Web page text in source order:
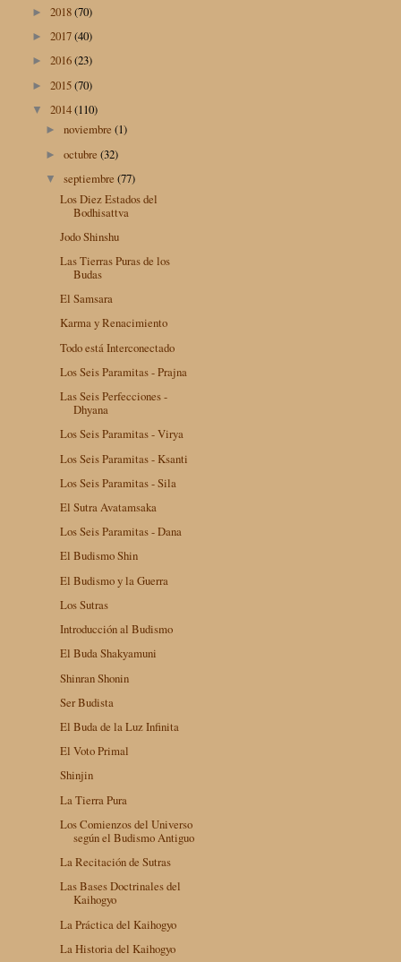
► 2018(70)
► 2017(40)
► 2016(23)
► 2015(70)
▼ 2014(110)
►noviembre(1)
►octubre(32)
▼septiembre(77)
Los Diez Estados del
Bodhisattva
Jodo Shinshu
Las Tierras Puras de los
Budas
El Samsara
Karma y Renacimiento
Todo está Interconectado
Los Seis Paramitas - Prajna
Las Seis Perfecciones -
Dhyana
Los Seis Paramitas - Virya
Los Seis Paramitas - Ksanti
Los Seis Paramitas - Sila
El Sutra Avatamsaka
Los Seis Paramitas - Dana
El Budismo Shin
El Budismo y la Guerra
Los Sutras
Introducción al Budismo
El Buda Shakyamuni
Shinran Shonin
Ser Budista
El Buda de la Luz Infinita
El Voto Primal
Shinjin
La Tierra Pura
Los Comienzos del Universo
según el Budismo Antiguo
La Recitación de Sutras
Las Bases Doctrinales del
Kaihogyo
La Práctica del Kaihogyo
La Historia del Kaihogyo